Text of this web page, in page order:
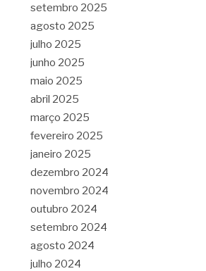
setembro 2025
agosto 2025
julho 2025
junho 2025
maio 2025
abril 2025
março 2025
fevereiro 2025
janeiro 2025
dezembro 2024
novembro 2024
outubro 2024
setembro 2024
agosto 2024
julho 2024